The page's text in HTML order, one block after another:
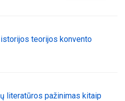
teorijos konvento
literatūros pažinimas kitaip